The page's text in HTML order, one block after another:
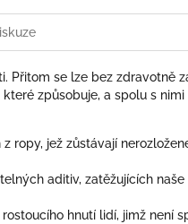
se lze bez zdravotně
způsobuje, a spolu s
ropy, jež zůstávají
aditiv, zatěžujících
hnutí lidí, jimž není